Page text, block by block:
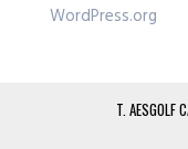
WordPress.org
T. AESGOLF